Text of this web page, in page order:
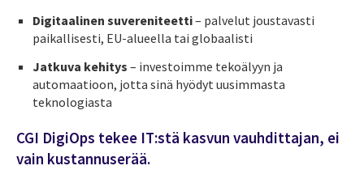
Digitaalinen suvereniteetti– palvelut joustavasti
paikallisesti, EU-alueella tai globaalisti
Jatkuva kehitys – investoimme tekoälyyn ja
automaatioon, jotta sinä hyödyt uusimmasta
teknologiasta
CGI DigiOps tekee IT:stä kasvun vauhdittajan, ei
vain kustannuserää.